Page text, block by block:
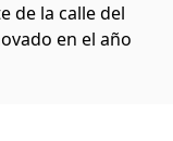
de la calle del
en el año